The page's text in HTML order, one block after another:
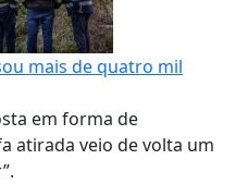
mais de quatro mil
em forma de
atirada veio de volta um